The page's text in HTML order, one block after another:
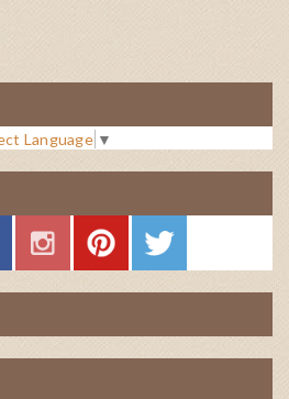
Language ▼